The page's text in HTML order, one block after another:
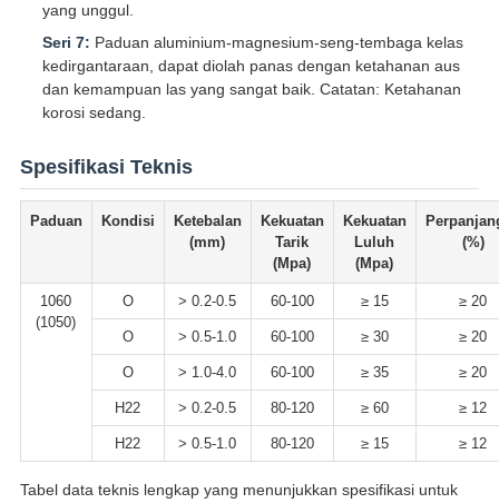
yang unggul.
Seri 7: Paduan aluminium-magnesium-seng-tembaga kelas
kedirgantaraan, dapat diolah panas dengan ketahanan aus
dan kemampuan las yang sangat baik. Catatan: Ketahanan
korosi sedang.
Spesifikasi Teknis
Paduan Kondisi
Ketebalan
(mm)
Kekuatan
Tarik
(Mpa)
Kekuatan
Luluh
(Mpa)
(%)
1060
(1050)
O > 0.2-0.5 60-100 ≥ 15 ≥ 20
O > 0.5-1.0 60-100 ≥ 30 ≥ 20
O > 1.0-4.0 60-100 ≥ 35 ≥ 20
H22 > 0.2-0.5 80-120 ≥ 60 ≥ 12
H22 > 0.5-1.0 80-120 ≥ 15 ≥ 12
Tabel data teknis lengkap yang menunjukkan spesifikasi untuk